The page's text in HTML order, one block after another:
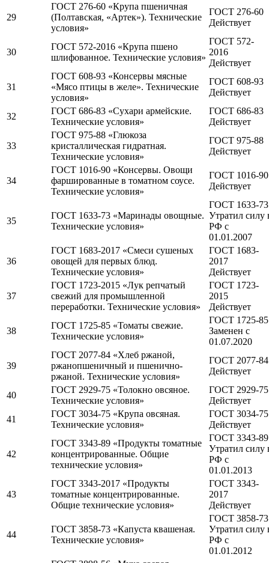
29
ГОСТ 276-60 «Крупа пшеничная
(Полтавская, «Артек»). Технические
условия»
ГОСТ 276-60
Действует
30
ГОСТ 572-2016 «Крупа пшено
шлифованное. Технические условия»
ГОСТ 572-
2016
Действует
31
ГОСТ 608-93 «Консервы мясные
«Мясо птицы в желе». Технические
условия»
ГОСТ 608-93
Действует
32
ГОСТ 686-83 «Сухари армейские.
Технические условия»
ГОСТ 686-83
Действует
33
ГОСТ 975-88 «Глюкоза
кристаллическая гидратная.
Технические условия»
ГОСТ 975-88
Действует
34
ГОСТ 1016-90 «Консервы. Овощи
фаршированные в томатном соусе.
Технические условия»
ГОСТ 1016-90
Действует
35
ГОСТ 1633-73 «Маринады овощные.
Технические условия»
ГОСТ 1633-73
Утратил силу
РФ c
01.01.2007
36
ГОСТ 1683-2017 «Смеси сушеных
овощей для первых блюд.
Технические условия»
ГОСТ 1683-
2017
Действует
37
ГОСТ 1723-2015 «Лук репчатый
свежий для промышленной
переработки. Технические условия»
ГОСТ 1723-
2015
Действует
38
ГОСТ 1725-85 «Томаты свежие.
Технические условия»
ГОСТ 1725-85
Заменен c
01.07.2020
39
ГОСТ 2077-84 «Хлеб ржаной,
ржанопшеничный и пшенично-
ржаной. Технические условия»
ГОСТ 2077-84
Действует
40
ГОСТ 2929-75 «Толокно овсяное.
Технические условия»
ГОСТ 2929-75
Действует
41
ГОСТ 3034-75 «Крупа овсяная.
Технические условия»
ГОСТ 3034-75
Действует
42
ГОСТ 3343-89 «Продукты томатные
концентрированные. Общие
технические условия»
ГОСТ 3343-89
Утратил силу
РФ c
01.01.2013
43
ГОСТ 3343-2017 «Продукты
томатные концентрированные.
Общие технические условия»
ГОСТ 3343-
2017
Действует
44
ГОСТ 3858-73 «Капуста квашеная.
Технические условия»
ГОСТ 3858-73
Утратил силу
РФ c
01.01.2012